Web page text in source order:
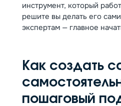
инструмент, который
решите вы делать его
экспертам — главное
Как создать
пошаговый